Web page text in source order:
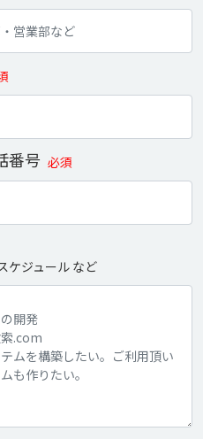
番号 必須
ジュール など